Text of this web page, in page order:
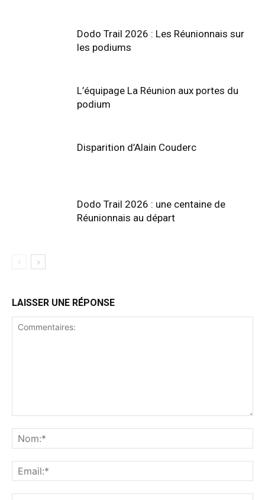
Dodo Trail 2026 : Les Réunionnais sur
les podiums
L’équipage La Réunion aux portes du
podium
Disparition d’Alain Couderc
Dodo Trail 2026 : une centaine de
Réunionnais au départ
LAISSER UNE RÉPONSE